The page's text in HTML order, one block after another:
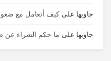
جاوبها على كيف أتعامل مع
جاوبها على ما حكم الشراء عن